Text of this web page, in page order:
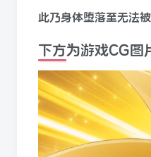
此乃身体堕落至无法
下方为游戏CG图